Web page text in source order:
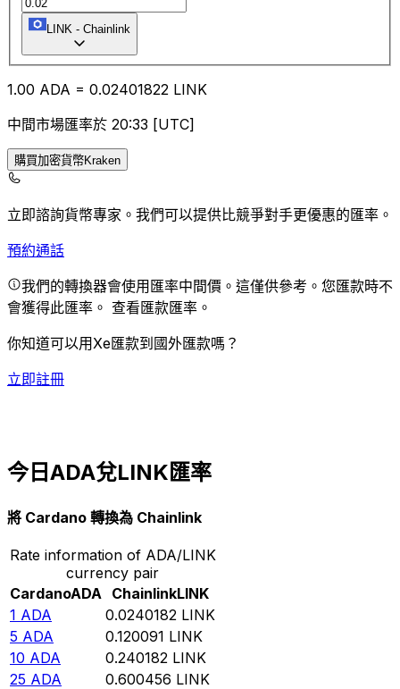
LINK - Chainlink
1.00 ADA = 0.02401822 LINK
中間市場匯率於 20:33 [UTC]
購買加密貨幣Kraken
立即諮詢貨幣專家。 我們可以提供比競爭對手更優惠的匯率。
預約通話
我們的轉換器會使用匯率中間價。這僅供參考。您匯款時不
會獲得此匯率。 查看匯款匯率。
你知道可以用Xe匯款到國外匯款嗎？
立即註冊
今日ADA兌LINK匯率
將 Cardano 轉換為 Chainlink
Rate information of ADA/LINK
currency pair
CardanoADA ChainlinkLINK
1 ADA 0.0240182 LINK
5 ADA 0.120091 LINK
10 ADA 0.240182 LINK
25 ADA 0.600456 LINK